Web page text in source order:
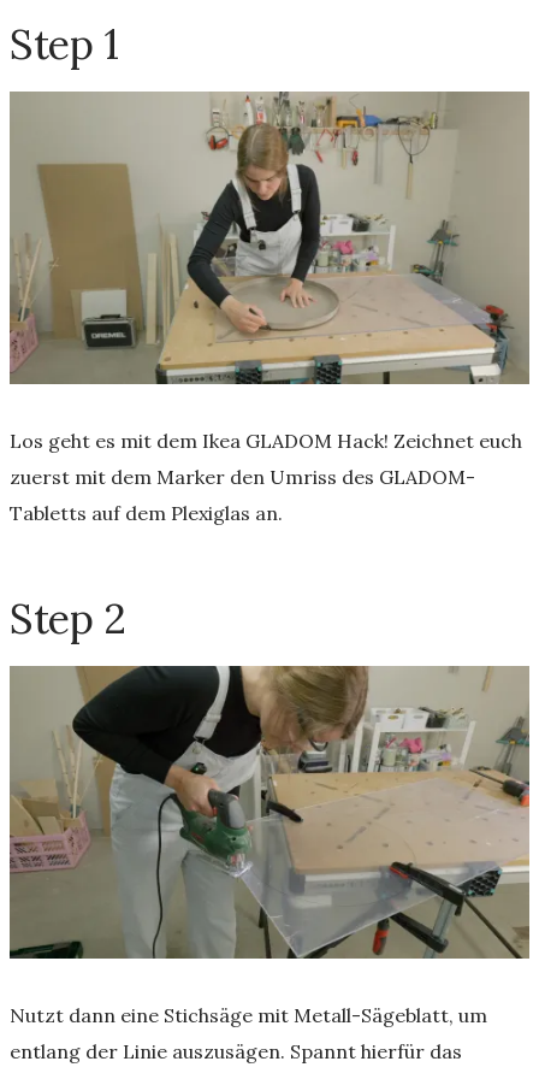
Step 1
Los geht es mit dem Ikea GLADOM Hack! Zeichnet euch
zuerst mit dem Marker den Umriss des GLADOM-
Tabletts auf dem Plexiglas an.
Step 2
Nutzt dann eine Stichsäge mit Metall-Sägeblatt, um
entlang der Linie auszusägen. Spannt hierfür das